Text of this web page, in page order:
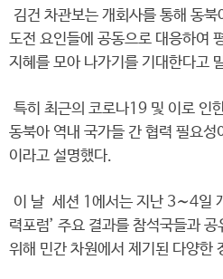
김건 차관보는 개회사를 통해 동
도전 요인들에 공동으로 대응하여
지혜를 모아 나가기를 기대한다고
특히 최근의 코로나19 및 이로 인
동북아 역내 국가들 간 협력 필요
이라고 설명했다.
이 날 세션 1에서는 지난 3∼4일
력포럼’ 주요 결과를 참석국들과
위해 민간 차원에서 제기된 다양한